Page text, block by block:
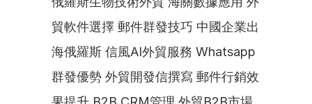
貿軟件選擇 郵件群發技巧 中國企業出
海俄羅斯 信風AI外貿服務 Whatsapp
群發優勢 外貿開發信撰寫 郵件行銷效